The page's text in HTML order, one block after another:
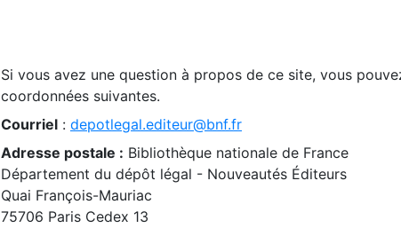
Si vous avez une question à propos de ce site, vous
coordonnées suivantes.
Courriel : depotlegal.editeur@bnf.fr
Adresse postale : Bibliothèque nationale de France
Département du dépôt légal - Nouveautés Éditeurs
Quai François-Mauriac
75706 Paris Cedex 13